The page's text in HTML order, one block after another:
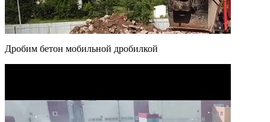
Дробим бетон мобильной дробилкой